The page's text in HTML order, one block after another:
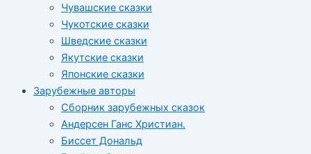
Чувашские сказки
Чукотские сказки
Шведские сказки
Якутские сказки
Японские сказки
Зарубежные авторы
Сборник зарубежных сказок
Андерсен Ганс Христиан.
Биссет Дональд